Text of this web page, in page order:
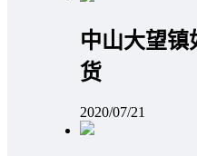
中山大望镇
货
2020/07/21